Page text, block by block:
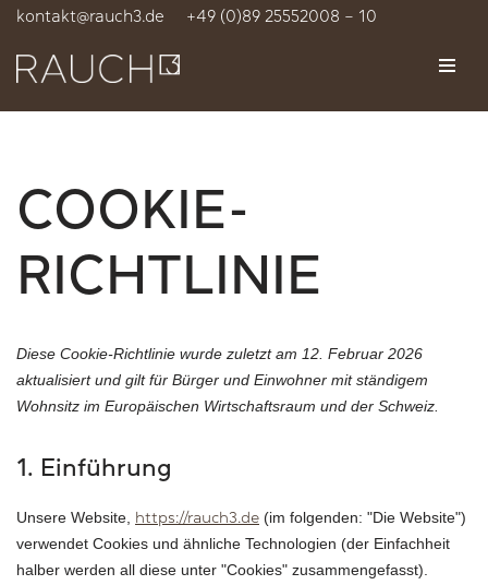
Zum
Inhalt
springen
kontakt@rauch3.de +49 (0)89 25552008 – 10
COOKIE-
RICHTLINIE
Diese Cookie-Richtlinie wurde zuletzt am 12. Februar 2026
aktualisiert und gilt für Bürger und Einwohner mit ständigem
Wohnsitz im Europäischen Wirtschaftsraum und der Schweiz.
1. Einführung
Unsere Website, https://rauch3.de (im folgenden: "Die Website")
verwendet Cookies und ähnliche Technologien (der Einfachheit
halber werden all diese unter "Cookies" zusammengefasst).